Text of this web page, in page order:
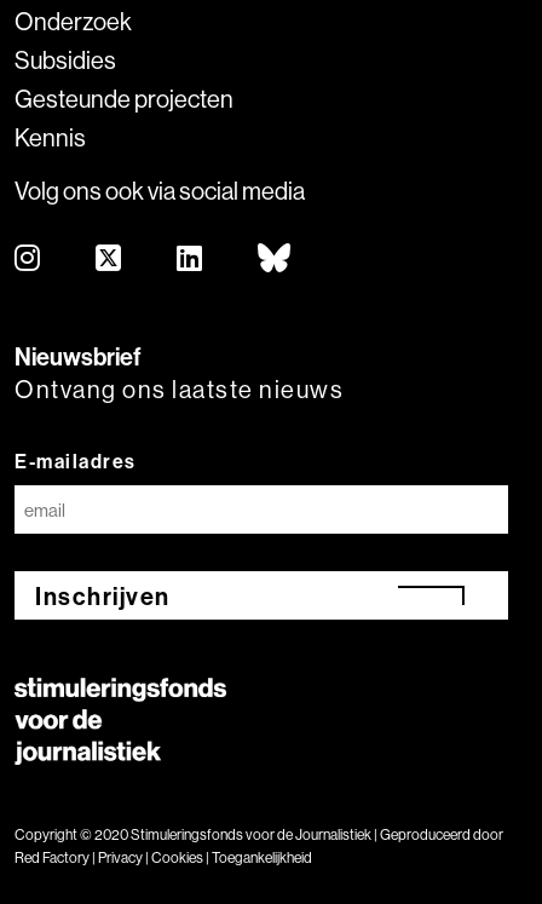
Onderzoek
Subsidies
Gesteunde projecten
Kennis
Volg ons ook via social media
Nieuwsbrief
Ontvang ons laatste nieuws
E-mailadres
Inschrijven
Copyright © 2020 Stimuleringsfonds voor de Journalistiek | Geproduceerd door
Red Factory | Privacy | Cookies | Toegankelijkheid